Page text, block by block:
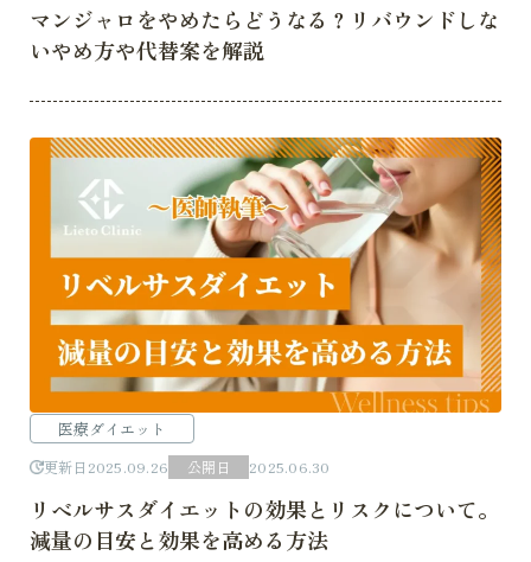
マンジャロをやめたらどうなる？リバウンドしな
いやめ方や代替案を解説
医療ダイエット
更新日 2025.09.26 公開日 2025.06.30
リベルサスダイエットの効果とリスクについて。
減量の目安と効果を高める方法